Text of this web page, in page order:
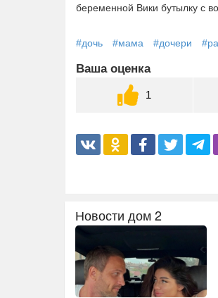
беременной Вики бутылку с
#дочь #мама #дочери
Ваша оценка
1
Новости дом 2